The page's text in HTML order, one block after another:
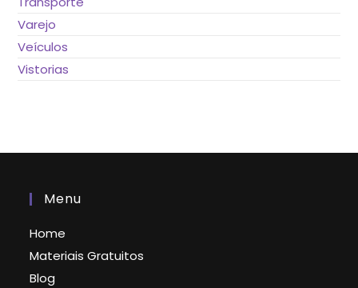
Varejo
Veículos
Vistorias
Menu
Home
Materiais Gratuitos
Blog